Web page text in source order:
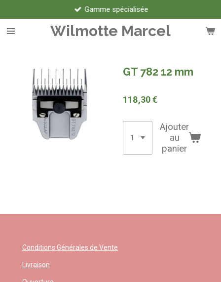
au
contenu
Wilmotte Marcel
Gamme spécialisée
GT 782 12 mm
118,30 €
Ajouter
au
panier
Conditions Générales de Vente
Livraison